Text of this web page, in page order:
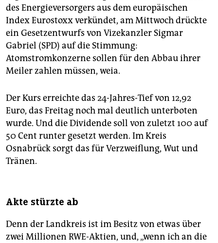
epaper login
des Energieversorgers aus dem europäischen
Index Eurostoxx verkündet, am Mittwoch drückte
ein Gesetzentwurfs von Vizekanzler Sigmar
Gabriel (SPD) auf die Stimmung:
Atomstromkonzerne sollen für den Abbau ihrer
Meiler zahlen müssen, weia.
Der Kurs erreichte das 24-Jahres-Tief von 12,92
Euro, das Freitag noch mal deutlich unterboten
wurde. Und die Dividende soll von zuletzt 100 auf
50 Cent runter gesetzt werden. Im Kreis
Osnabrück sorgt das für Verzweiflung, Wut und
Tränen.
Akte stürzte ab
Denn der Landkreis ist im Besitz von etwas über
zwei Millionen RWE-Aktien, und, „wenn ich an die